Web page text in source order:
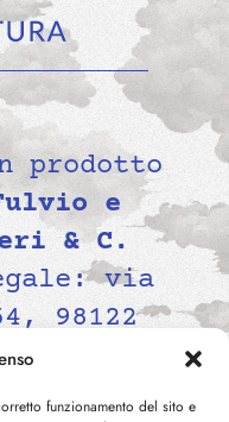
funzionamento del sito e
prodotto
e
& C.
via
98122
P.IVA
-